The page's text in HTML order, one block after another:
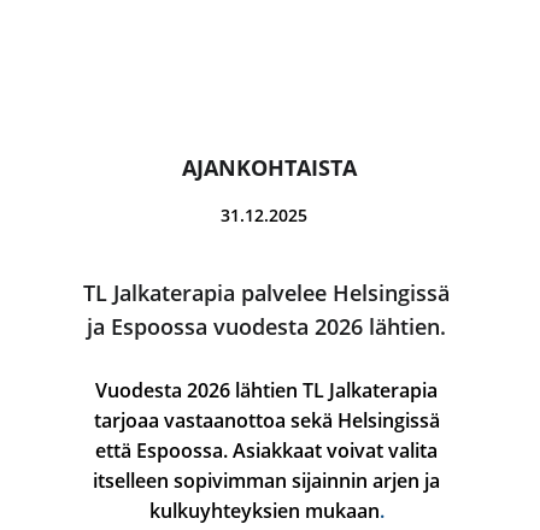
AJANKOHTAISTA
TL Jalkaterapia palvelee Helsingissä
ja Espoossa vuodesta 2026 lähtien.
Vuodesta 2026 lähtien TL Jalkaterapia
tarjoaa vastaanottoa sekä Helsingissä
että Espoossa. Asiakkaat voivat valita
itselleen sopivimman sijainnin arjen ja
kulkuyhteyksien mukaan.
31.12.2025